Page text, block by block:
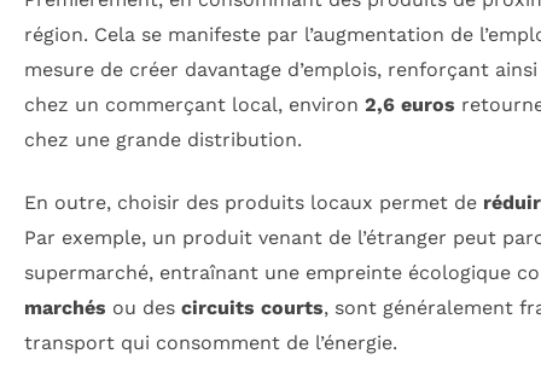
région. Cela se manifeste par l’augmentation de
mesure de créer davantage d’emplois, renforçant
chez un commerçant local, environ 2,6 euros
chez une grande distribution.
En outre, choisir des produits locaux permet de
Par exemple, un produit venant de l’étranger peut
supermarché, entraînant une empreinte écologique
marchés ou des circuits courts, sont généralement
transport qui consomment de l’énergie.